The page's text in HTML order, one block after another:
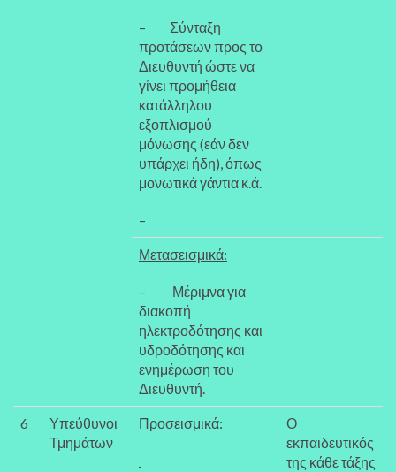
– Σύνταξη
προτάσεων προς το
Διευθυντή ώστε να
γίνει προμήθεια
κατάλληλου
εξοπλισμού
μόνωσης (εάν δεν
υπάρχει ήδη), όπως
μονωτικά γάντια κ.ά.
–
Μετασεισμικά:
– Μέριμνα για
διακοπή
ηλεκτροδότησης και
υδροδότησης και
ενημέρωση του
Διευθυντή.
6
Υπεύθυνοι
Τμημάτων
Προσεισμικά:
Ο
εκπαιδευτικός
της κάθε τάξης